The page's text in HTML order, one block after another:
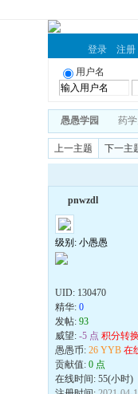
登录 注册
用户名
愚愚学园 药
上一主题 下一主
pnwzdl
级别: 小愚愚
UID: 130470
精华: 0
发帖: 93
威望: -5 点 积分转换
愚愚币: 26 YYB 在
贡献值: 0 点
在线时间: 55(小时)